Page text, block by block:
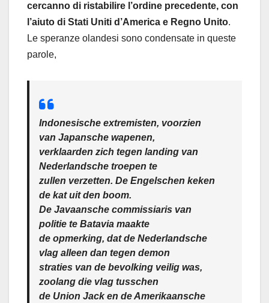
cercanno di ristabilire l’ordine precedente, con
l’aiuto di Stati Uniti d’America e Regno Unito.
Le speranze olandesi sono condensate in queste
parole,
Indonesische extremisten, voorzien
van Japansche wapenen,
verklaarden zich tegen landing van
Nederlandsche troepen te
zullen verzetten. De Engelschen keken
de kat uit den boom.
De Javaansche commissiaris van
politie te Batavia maakte
de opmerking, dat de Nederlandsche
vlag alleen dan tegen demon
straties van de bevolking veilig was,
zoolang die vlag tusschen
de Union Jack en de Amerikaansche